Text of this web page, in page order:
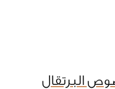
البرتقال